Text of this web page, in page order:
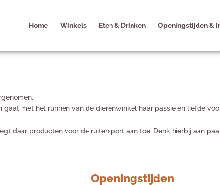
Home Winkels Eten & Drinken Openingstijden &
met het runnen van de dierenwinkel haar passie en liefde
daar producten voor de ruitersport aan toe. Denk hierbij aan
Openingstijden